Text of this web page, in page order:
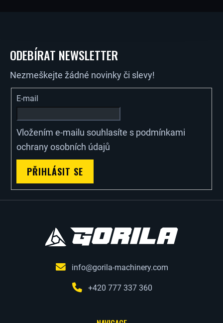
ODEBÍRAT NEWSLETTER
Nezmeškejte žádné novinky či slevy!
E-mail
Vložením e-mailu souhlasíte s podmínkami
ochrany osobních údajů
PŘIHLÁSIT SE
info@gorila-machinery.com
+420 777 337 360